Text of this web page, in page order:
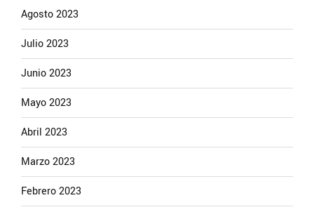
Agosto 2023
Julio 2023
Junio 2023
Mayo 2023
Abril 2023
Marzo 2023
Febrero 2023